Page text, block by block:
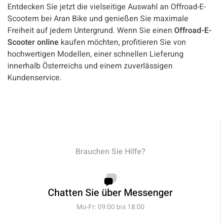
Entdecken Sie jetzt die vielseitige Auswahl an Offroad-E-
Scootern bei Aran Bike und genießen Sie maximale
Freiheit auf jedem Untergrund. Wenn Sie einen Offroad-E-
Scooter online kaufen möchten, profitieren Sie von
hochwertigen Modellen, einer schnellen Lieferung
innerhalb Österreichs und einem zuverlässigen
Kundenservice.
Brauchen Sie Hilfe?
Chatten Sie über Messenger
Mo-Fr: 09:00 bis 18:00